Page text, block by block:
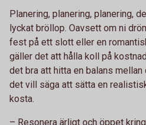
Planering, planering, planering,
lyckat bröllop. Oavsett om ni
fest på ett slott eller en
gäller det att hålla koll på
det bra att hitta en balans
det vill säga att sätta en
kosta.
– Resonera ärligt och öppet